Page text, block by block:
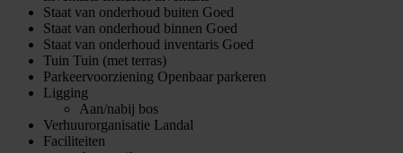
Staat van onderhoud buiten Goed
Staat van onderhoud binnen Goed
Staat van onderhoud inventaris Goed
Tuin Tuin (met terras)
Parkeervoorziening Openbaar parkeren
Ligging
Aan/nabij bos
Verhuurorganisatie Landal
Faciliteiten